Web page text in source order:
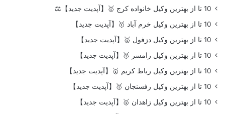
10 تا از بهترین وکیل خانواده کرج 🥇【آپدیت جدید】⚖️
10 تا از بهترین وکیل خرم آباد 🥇【آپدیت جدید】
10 تا از بهترین وکیل دزفول 🥇【آپدیت جدید】
10 تا از بهترین وکیل رامسر 🥇【آپدیت جدید】
10 تا از بهترین وکیل رباط کریم 🥇【آپدیت جدید】
10 تا از بهترین وکیل رفسنجان 🥇【آپدیت جدید】
10 تا از بهترین وکیل زاهدان 🥇【آپدیت جدید】